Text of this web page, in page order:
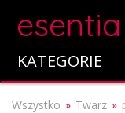
esentia
KATEGORIE
Wszystko Twarz